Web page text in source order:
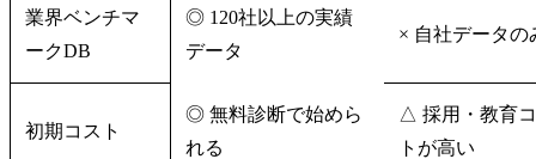
業界ベンチマ
ークDB
◎ 120社以上の実績
データ
× 自社データの
初期コスト
◎ 無料診断で始めら
れる
△ 採用・教育
トが高い